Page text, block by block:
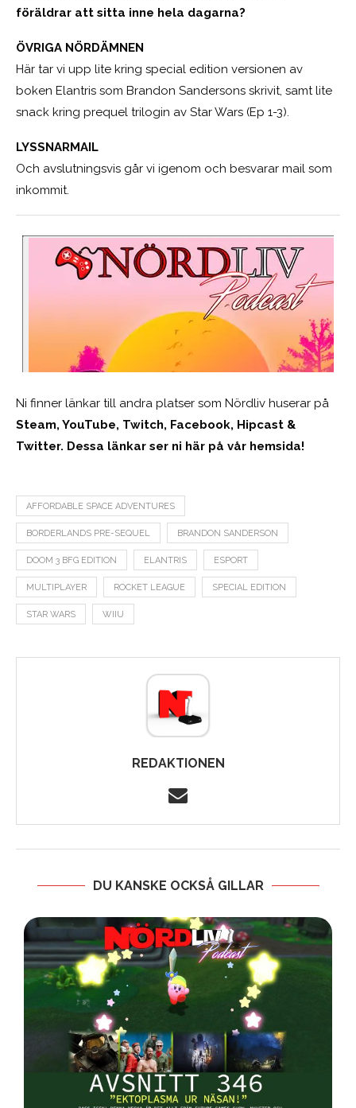
föräldrar att sitta inne hela dagarna?
ÖVRIGA NÖRDÄMNEN
Här tar vi upp lite kring special edition versionen av
boken Elantris som Brandon Sandersons skrivit, samt lite
snack kring prequel trilogin av Star Wars (Ep 1-3).
LYSSNARMAIL
Och avslutningsvis går vi igenom och besvarar mail som
inkommit.
Ni finner länkar till andra platser som Nördliv huserar på
Steam, YouTube, Twitch, Facebook, Hipcast &
Twitter. Dessa länkar ser ni här på vår hemsida!
AFFORDABLE SPACE ADVENTURES
BORDERLANDS PRE-SEQUEL BRANDON SANDERSON
DOOM 3 BFG EDITION ELANTRIS ESPORT
MULTIPLAYER ROCKET LEAGUE SPECIAL EDITION
STAR WARS WIIU
REDAKTIONEN
DU KANSKE OCKSÅ GILLAR